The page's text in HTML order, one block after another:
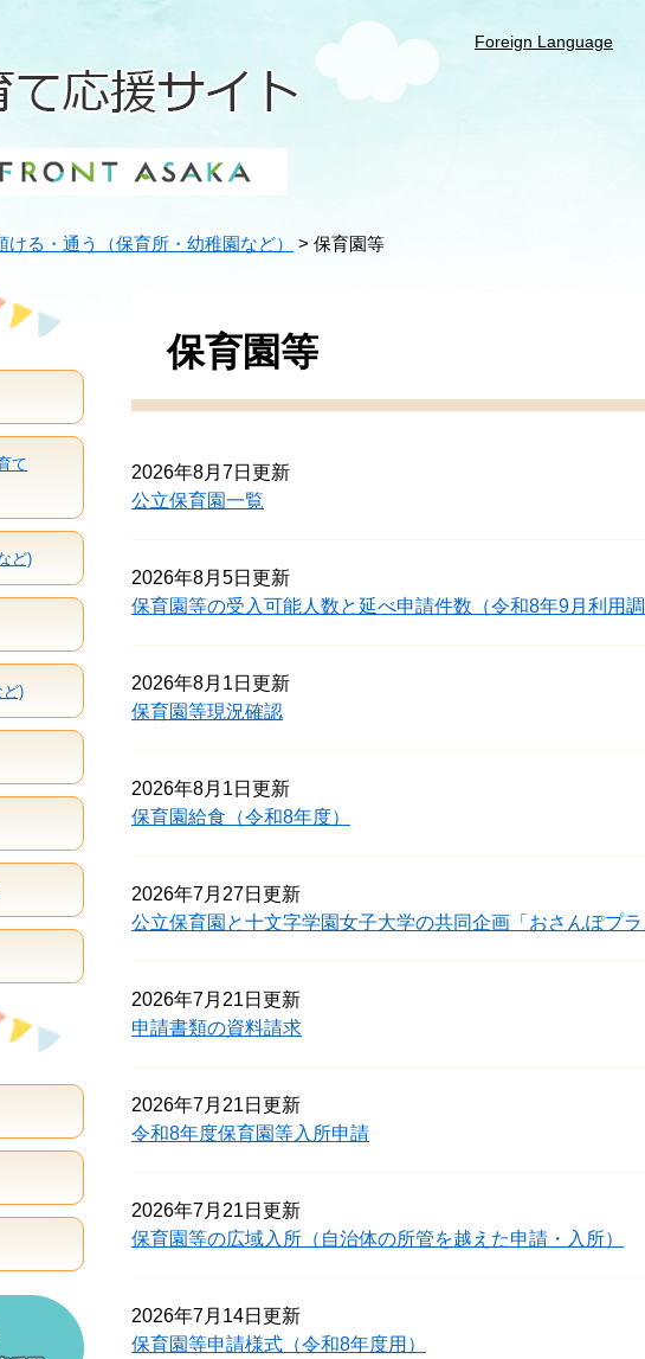
Foreign Language
ける・通う（保育所・幼稚園など） > 保育園等
保育園等
2026年8月7日更新
公立保育園一覧
2026年8月5日更新
保育園等の受入可能人数と延べ申請件数（令和8年9月利用調
2026年8月1日更新
保育園等現況確認
2026年8月1日更新
保育園給食（令和8年度）
2026年7月27日更新
公立保育園と十文字学園女子大学の共同企画「おさんぽプ
2026年7月21日更新
申請書類の資料請求
2026年7月21日更新
令和8年度保育園等入所申請
2026年7月21日更新
保育園等の広域入所（自治体の所管を越えた申請・入所）
2026年7月14日更新
保育園等申請様式（令和8年度用）
て
ど)
ど)